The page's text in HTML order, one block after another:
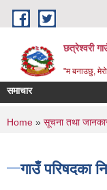
Skip to main content
छत्रेश्वरी
"म बनाउछु,
समाचार
You are
Home » सूचना तथा
गाउँ परिषदका